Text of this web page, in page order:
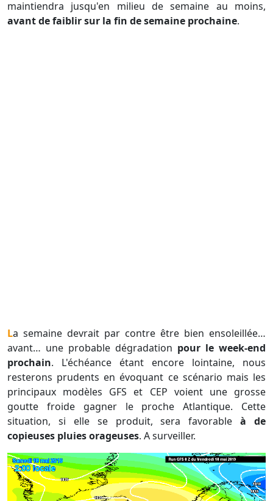
maintiendra jusqu'en milieu de semaine au moins,
avant de faiblir sur la fin de semaine prochaine.
La semaine devrait par contre être bien ensoleillée…
avant… une probable dégradation pour le week-end
prochain. L'échéance étant encore lointaine, nous
resterons prudents en évoquant ce scénario mais les
principaux modèles GFS et CEP voient une grosse
goutte froide gagner le proche Atlantique. Cette
situation, si elle se produit, sera favorableà de
copieuses pluies orageuses. A surveiller.